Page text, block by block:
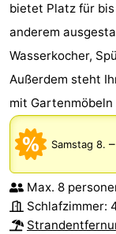
Natur
Het
Zwin
Wetter
Kontakt
bietet Platz für
anderem
Wasserkocher,
Außerdem steht
mit
Samstag 8. –
Max. 8
Schlafzimmer: